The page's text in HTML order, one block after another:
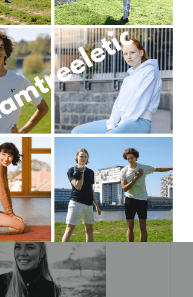
ATP Tennisprofi
Mandy Schiedung
Fitnesstrainerin